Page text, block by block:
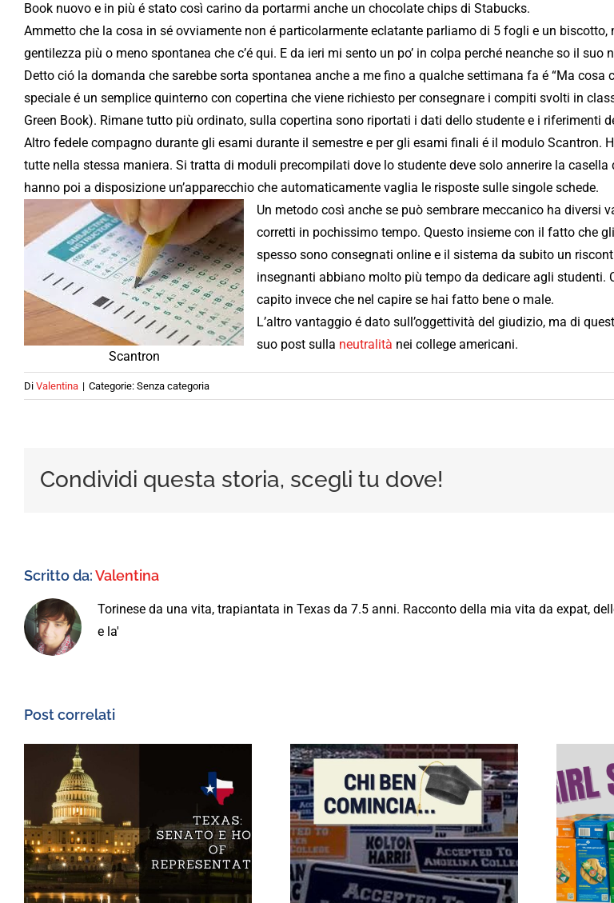
Book nuovo e in più é stato così carino da portarmi anche un chocolate chips di Stabucks.
Ammetto che la cosa in sé ovviamente non é particolarmente eclatante parliamo di 5 fogli e un
gentilezza più o meno spontanea che c’é qui. E da ieri mi sento un po’ in colpa perché neanche so il
Detto ció la domanda che sarebbe sorta spontanea anche a me fino a qualche settimana fa é “Ma cosa
speciale é un semplice quinterno con copertina che viene richiesto per consegnare i compiti svolti in
Green Book). Rimane tutto più ordinato, sulla copertina sono riportati i dati dello studente e i riferimenti
Altro fedele compagno durante gli esami durante il semestre e per gli esami finali é il modulo Scantron.
tutte nella stessa maniera. Si tratta di moduli precompilati dove lo studente deve solo annerire la
hanno poi a disposizione un’apparecchio che automaticamente vaglia le risposte sulle singole schede.
Scantron
Un metodo così anche se può sembrare meccanico ha diversi
corretti in pochissimo tempo. Questo insieme con il fatto che
spesso sono consegnati online e il sistema da subito un
insegnanti abbiano molto più tempo da dedicare agli studenti.
capito invece che nel capire se hai fatto bene o male.
L’altro vantaggio é dato sull’oggettività del giudizio, ma di
suo post sulla neutralità nei college americani.
Di Valentina | Categorie: Senza categoria
Condividi questa storia, scegli tu dove!
Scritto da:Valentina
Torinese da una vita, trapiantata in Texas da 7.5 anni. Racconto della mia vita da expat,
e la'
Post correlati